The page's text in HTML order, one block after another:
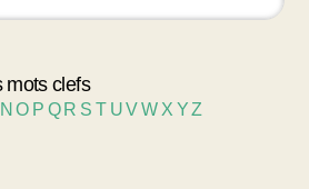
mots clefs
NO P Q R S T UVW X YZ